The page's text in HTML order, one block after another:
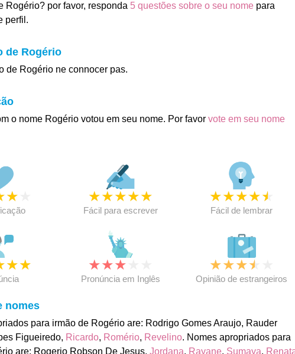
Rogério? por favor, responda 5 questões sobre o seu nomepara
perfil.
de Rogério
de Rogério ne connocer pas.
o nome Rogério votou em seu nome. Por favor vote em seu nome
★ ★★★★★
Fácil para escrever
★★★★★
Fácil de lembrar
★★ ★★★
Pronúncia em Inglês
★★★★
Opinião de estrangeiros
nomes
para irmão de Rogério are: Rodrigo Gomes Araujo, Rauder
Figueiredo, Ricardo, Romério, Revelino. Nomes apropriados para
are: Rogerio Robson De Jesus, Jordana, Rayane, Sumaya,